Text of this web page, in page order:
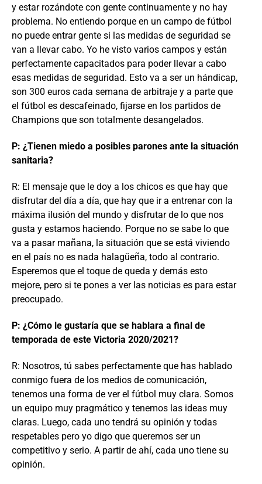
y estar rozándote con gente continuamente y no hay
problema. No entiendo porque en un campo de fútbol
no puede entrar gente si las medidas de seguridad se
van a llevar cabo. Yo he visto varios campos y están
perfectamente capacitados para poder llevar a cabo
esas medidas de seguridad. Esto va a ser un hándicap,
son 300 euros cada semana de arbitraje y a parte que
el fútbol es descafeinado, fijarse en los partidos de
Champions que son totalmente desangelados.
P: ¿Tienen miedo a posibles parones ante la situación
sanitaria?
R: El mensaje que le doy a los chicos es que hay que
disfrutar del día a día, que hay que ir a entrenar con la
máxima ilusión del mundo y disfrutar de lo que nos
gusta y estamos haciendo. Porque no se sabe lo que
va a pasar mañana, la situación que se está viviendo
en el país no es nada halagüeña, todo al contrario.
Esperemos que el toque de queda y demás esto
mejore, pero si te pones a ver las noticias es para estar
preocupado.
P: ¿Cómo le gustaría que se hablara a final de
temporada de este Victoria 2020/2021?
R: Nosotros, tú sabes perfectamente que has hablado
conmigo fuera de los medios de comunicación,
tenemos una forma de ver el fútbol muy clara. Somos
un equipo muy pragmático y tenemos las ideas muy
claras. Luego, cada uno tendrá su opinión y todas
respetables pero yo digo que queremos ser un
competitivo y serio. A partir de ahí, cada uno tiene su
opinión.